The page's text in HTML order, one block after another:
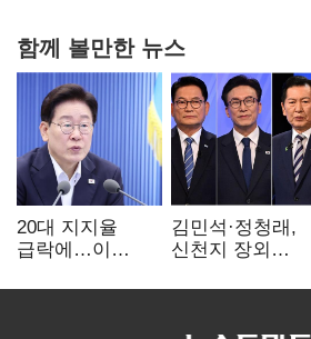
함께 볼만한 뉴스
20대 지지율
급락에…이
재편"
김민석·정청래,
신천지 장외
"호남 계몽 규탄"